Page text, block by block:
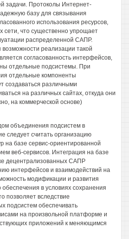
задачи. Протоколы Интернет-
базу для связывания
использования ресурсов,
сети, что существенно упрощает
распределенной САПР.
реализации такой
согласованность интерфейсов,
отдельные подсистемы. При
отдельные компоненты
создаваться различными
на различных сайтах, откуда они
на коммерческой основе)
объединения подсистем в
следует считать организацию
на базе сервис-ориентированной
веб-сервисов. Интеграция на базе
децентрализованных САПР
интерфейсов и взаимодействий на
модификации и развития
в условиях сохранения
позволяет вследствие
подсистем обеспечивать
на произвольной платформе и
приложений к меняющимся